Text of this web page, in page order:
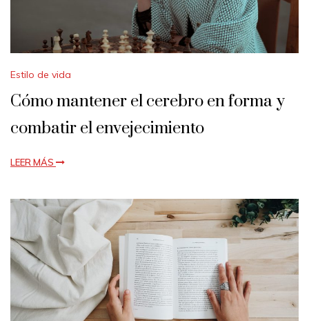
Estilo de vida
Cómo mantener el cerebro en forma y
combatir el envejecimiento
LEER MÁS